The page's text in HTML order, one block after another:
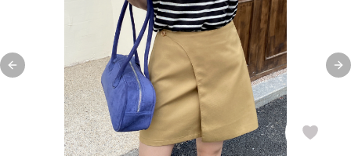
Previous slide